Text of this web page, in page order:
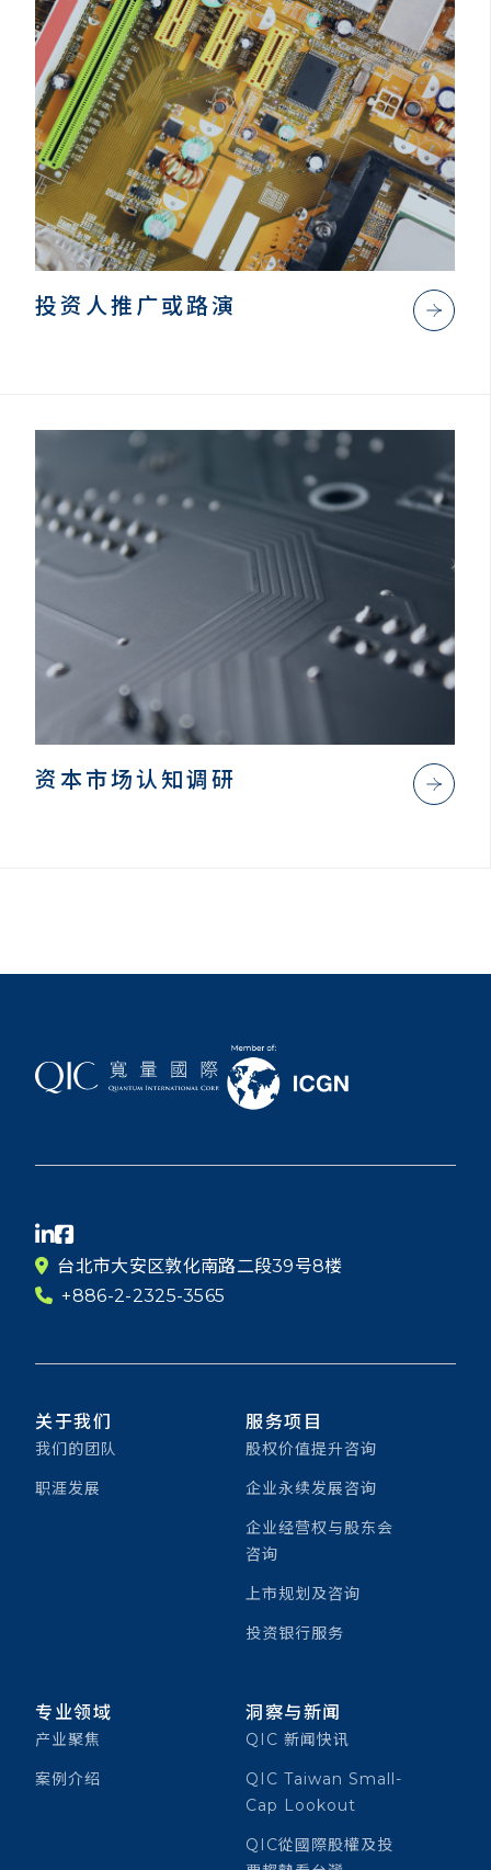
投资人推广或路演
资本市场认知调研
台北市大安区敦化南路二段39号8楼
+886-2-2325-3565
关于我们
我们的团队
职涯发展
服务项目
股权价值提升咨询
企业永续发展咨询
企业经营权与股东会
咨询
上市规划及咨询
投资银行服务
专业领域
产业聚焦
案例介绍
洞察与新闻
QIC 新闻快讯
QIC Taiwan Small-
Cap Lookout
QIC從國際股權及投